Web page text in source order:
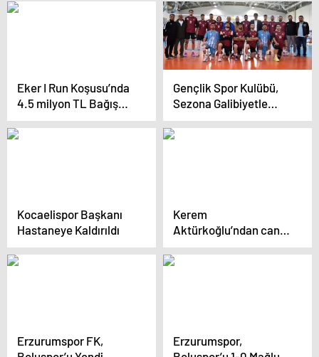
Eker I Run Koşusu’nda
4.5 milyon TL Bağış
Toplandı
Gençlik Spor Kulübü,
Sezona Galibiyetle
Başladı
Kocaelispor Başkanı
Hastaneye Kaldırıldı
Kerem
Aktürkoğlu’ndan canlı
yayında
Fenerbahçelileri
Erzurumspor FK,
Erzurumspor,